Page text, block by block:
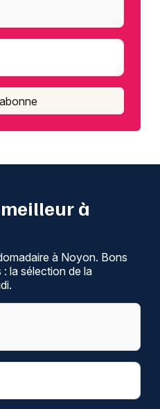
à
à Noyon. Bons
la sélection de la